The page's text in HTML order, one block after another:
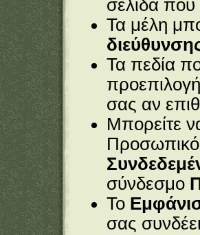
σελίδα που
Τα μέλη
Τα πεδία
σας αν
Μπορείτε
σύνδεσμο
Το
σας